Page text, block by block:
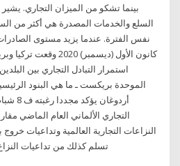
بينما تشكو من الميزان التجاري. يشير
السلع والخدمات المصدرة هي أكثر من
كانون الأول (ديسمبر)
استمرار التبادل التجاري بين
الموحدة بريكست ـ ما هي البنود
النزاعات التجارية العالمية وتداعيات خروج
تسلم كذلك من تداعيات